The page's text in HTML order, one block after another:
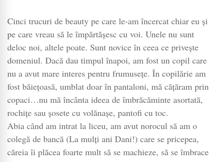
tricks
încercate
de
mine
Cinci trucuri de beauty pe care le-am încercat chiar eu și
pe care vreau să le împărtășesc cu voi. Unele nu sunt
deloc noi, altele poate. Sunt novice în ceea ce privește
domeniul. Dacă dau timpul înapoi, am fost un copil care
nu a avut mare interes pentru frumusețe. În copilărie am
fost băiețoasă, umblat doar în pantaloni, mă cățăram prin
copaci…nu mă încânta ideea de îmbrăcăminte asortată,
rochițe sau șosete cu volănașe, pantofi cu toc.
Abia când am intrat la liceu, am avut norocul să am o
colegă de bancă (La mulți ani Dani!) care se pricepea,
căreia îi plăcea foarte mult să se machieze, să se îmbrace